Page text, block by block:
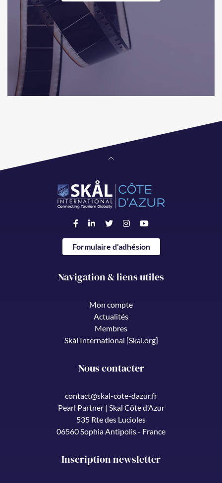
Formulaire d'adhésion
Navigation & liens utiles
Mon compte
Actualités
Membres
Skål International [Skal.org]
Nous contacter
contact@skal-cote-dazur.fr
Pearl Partner | Skal Côte d’Azur
535 Rte des Lucioles
06560 Sophia Antipolis - France
Inscription newsletter